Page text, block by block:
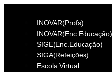
INOVAR(Profs)
INOVAR(Enc.Educação)
SIGE(Enc.Educação)
SIGA(Refeições)
Escola Virtual